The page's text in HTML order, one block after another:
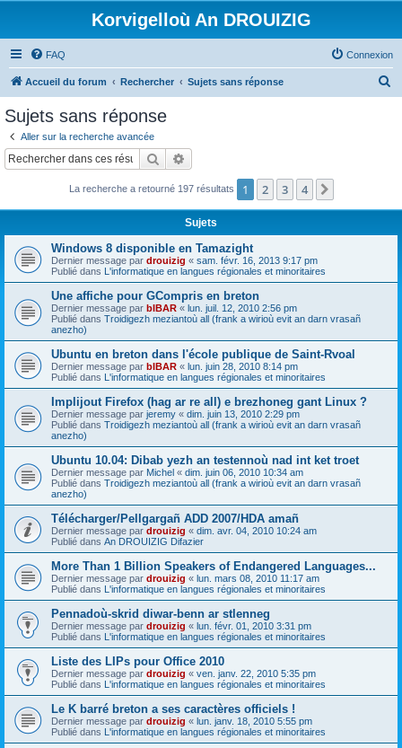
Korvigelloù An DROUIZIG
FAQ Connexion
Accueil du forum Rechercher Sujets sans réponse
c
Sujets sans réponse
Aller sur la recherche avancée
Rechercher
La recherche a retourné 197 résultats 1 2 3 4
Sujets
Windows 8 disponible en Tamazight
Dernier message par drouizig « sam. févr. 16, 2013 9:17 pm
Publié dans L'informatique en langues régionales et minoritaires
Une affiche pour GCompris en breton
Dernier message par bIBAR « lun. juil. 12, 2010 2:56 pm
Publié dans Troidigezh meziantoù all (frank a wirioù evit an darn vrasañ
anezho)
Ubuntu en breton dans l'école publique de Saint-Rvoal
Dernier message par bIBAR « lun. juin 28, 2010 8:14 pm
Publié dans L'informatique en langues régionales et minoritaires
Implijout Firefox (hag ar re all) e brezhoneg gant Linux ?
Dernier message par jeremy « dim. juin 13, 2010 2:29 pm
Publié dans Troidigezh meziantoù all (frank a wirioù evit an darn vrasañ
anezho)
Ubuntu 10.04: Dibab yezh an testennoù nad int ket troet
Dernier message par Michel « dim. juin 06, 2010 10:34 am
Publié dans Troidigezh meziantoù all (frank a wirioù evit an darn vrasañ
anezho)
Télécharger/Pellgargañ ADD 2007/HDA amañ
Dernier message par drouizig « dim. avr. 04, 2010 10:24 am
Publié dans An DROUIZIG Difazier
More Than 1 Billion Speakers of Endangered Languages...
Dernier message par drouizig « lun. mars 08, 2010 11:17 am
Publié dans L'informatique en langues régionales et minoritaires
Pennadoù-skrid diwar-benn ar stlenneg
Dernier message par drouizig « lun. févr. 01, 2010 3:31 pm
Publié dans L'informatique en langues régionales et minoritaires
Liste des LIPs pour Office 2010
Dernier message par drouizig « ven. janv. 22, 2010 5:35 pm
Publié dans L'informatique en langues régionales et minoritaires
Le K barré breton a ses caractères officiels !
Dernier message par drouizig « lun. janv. 18, 2010 5:55 pm
Publié dans L'informatique en langues régionales et minoritaires